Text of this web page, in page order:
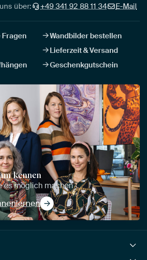
über: +49 341 92 88 11 34 E-Mail
Fragen
Wandbilder bestellen
Lieferzeit & Versand
Geschenkgutschein
kennen
es möglich machen